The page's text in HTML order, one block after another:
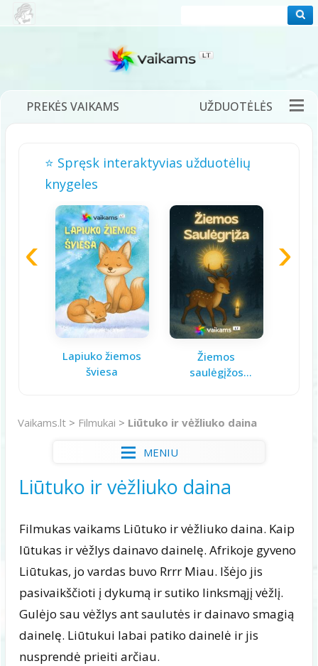
PREKĖS VAIKAMS UŽDUOTĖLĖS
DĖLIONĖS ŽAIDIMAI DAINELĖS
TĖVAMS
⭐ Spręsk interaktyvias užduotėlių
knygeles
Lapiuko žiemos
šviesa
Žiemos
saulėgįžos
Vaikams.lt > Filmukai > Liūtuko ir vėžliuko daina
MENIU
Liūtuko ir vėžliuko daina
Filmukas vaikams Liūtuko ir vėžliuko daina. Kaip
lūtukas ir vėžlys dainavo dainelę. Afrikoje gyveno
Liūtukas, jo vardas buvo Rrrr Miau. Išėjo jis
pasivaikščioti į dykumą ir sutiko linksmąjį vėžlį.
Gulėjo sau vėžlys ant saulutės ir dainavo smagią
dainelę. Liūtukui labai patiko dainelė ir jis
nusprendė prieiti arčiau.